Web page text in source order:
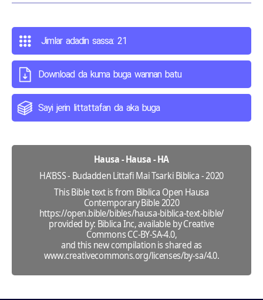
Jimlar adadin sassa: 21
Download da kuma buga wannan batu
Sayi jerin littattafan da aka buga
Hausa - Hausa - HA
HA'BSS - Budadden Littafi Mai Tsarki Biblica - 2020
This Bible text is from Biblica Open Hausa
Contemporary Bible 2020
https://open.bible/bibles/hausa-biblica-text-bible/
provided by: Biblica Inc, available by Creative
Commons CC-BY-SA-4.0,
and this new compilation is shared as
www.creativecommons.org/licenses/by-sa/4.0.